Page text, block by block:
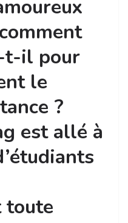
t-il pour
le
?
est allé à
toute